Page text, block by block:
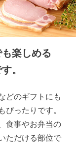
楽しめる
。
どのギフトにも
ぴったりです。
食事やお弁当の
ただける部位で